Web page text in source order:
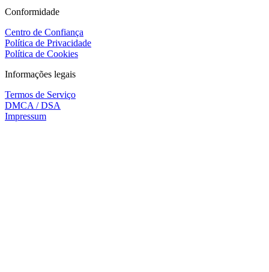
Conformidade
Centro de Confiança
Política de Privacidade
Política de Cookies
Informações legais
Termos de Serviço
DMCA / DSA
Impressum